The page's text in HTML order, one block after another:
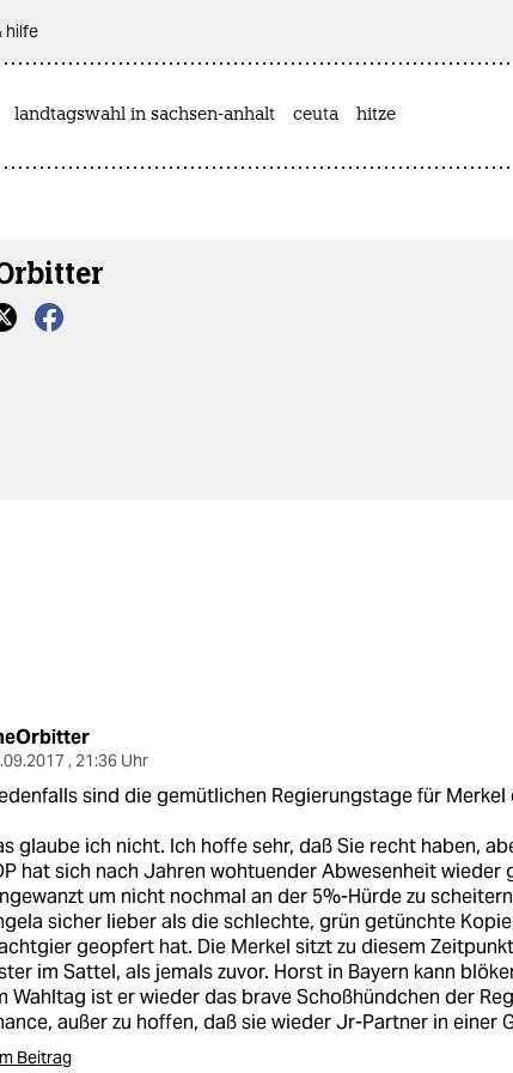
hilfe
landtagswahl in sachsen-anhalt ceuta hitze
, 21:36 Uhr
sind die gemütlichen Regierungstage für
glaube ich nicht. Ich hoffe sehr, daß Sie recht haben,
hat sich nach Jahren wohtuender Abwesenheit wieder
um nicht nochmal an der 5%-Hürde zu
sicher lieber als die schlechte, grün getünchte
geopfert hat. Die Merkel sitzt zu diesem
im Sattel, als jemals zuvor. Horst in Bayern kann
Wahltag ist er wieder das brave Schoßhündchen der
außer zu hoffen, daß sie wieder Jr-Partner in einer
Beitrag